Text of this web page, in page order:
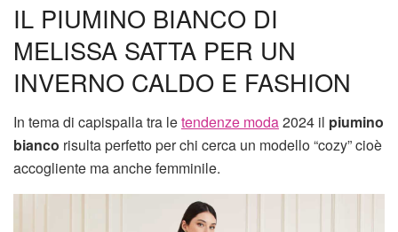
IL PIUMINO BIANCO DI
MELISSA SATTA PER UN
INVERNO CALDO E FASHION
In tema di capispalla tra letendenze moda2024 il piumino
bianco risulta perfetto per chi cerca un modello “cozy” cioè
accogliente ma anche femminile.